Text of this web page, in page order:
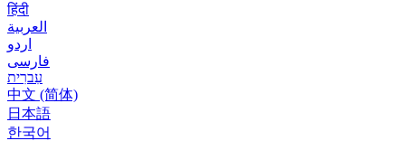
हिंदी
العربية
اردو
فارسی
עִברִית
中文 (简体)
日本語
한국어